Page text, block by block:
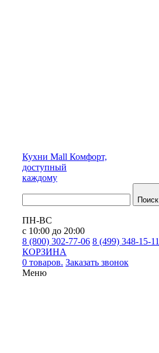
Кухни Mall Комфорт,
доступный
каждому
Поиск
ПН-ВС
с 10:00 до 20:00
8 (800) 302-77-06 8 (499) 348-15-11
КОРЗИНА
0 товаров. Заказать звонок
Меню